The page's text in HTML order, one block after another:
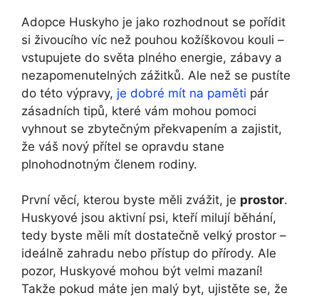
Adopce Huskyho je jako rozhodnout se pořídit
si živoucího víc než pouhou kožíškovou kouli –
vstupujete do světa plného energie, zábavy a
nezapomenutelných zážitků. Ale než se pustíte
do této výpravy, je dobré mít na paměti pár
zásadních tipů, které vám mohou pomoci
vyhnout se zbytečným překvapením a zajistit,
že váš nový přítel se opravdu stane
plnohodnotným členem rodiny.
První věcí, kterou byste měli zvážit, je prostor.
Huskyové jsou aktivní psi, kteří milují běhání,
tedy byste měli mít dostatečně velký prostor –
ideálně zahradu nebo přístup do přírody. Ale
pozor, Huskyové mohou být velmi mazaní!
Takže pokud máte jen malý byt, ujistěte se, že